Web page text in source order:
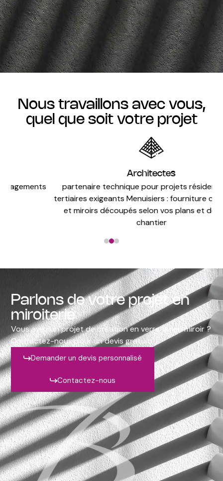
Nous travaillons avec vous,
quel que soit votre projet
Architectes
partenaire technique pour projets résidentiels et
tertiaires exigeants Menuisiers : fourniture de vitrages
et miroirs découpés selon vos plans et délais de
Parlons de votre projet en
miroiterie
Vous avez un projet de création en verre ou en miroir ?
Contactez-nous pour un devis gratuit.
Demander un devis personnalisé
Contactez-nous